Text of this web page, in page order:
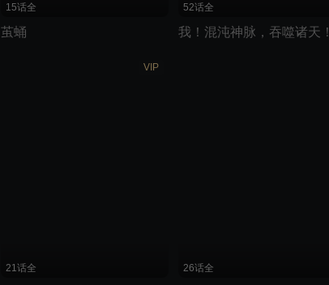
15话全
茧蛹
52话全
我！混沌神脉，吞噬诸天！
VIP
21话全 26话全